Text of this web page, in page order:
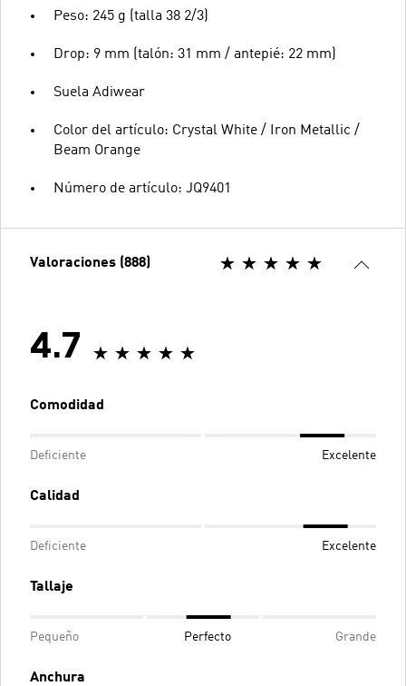
Peso: 245 g (talla 38 2/3)
Drop: 9 mm (talón: 31 mm / antepié: 22 mm)
Suela Adiwear
Color del artículo: Crystal White / Iron Metallic /
Beam Orange
Número de artículo: JQ9401
Valoraciones (888)
4.7
Comodidad
Deficiente Excelente
Calidad
Deficiente Excelente
Tallaje
Pequeño Perfecto Grande
Anchura